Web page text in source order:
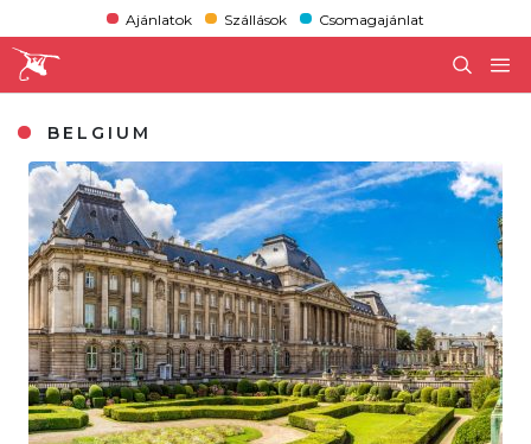
Ajánlatok Szállások Csomagajánlat
BELGIUM